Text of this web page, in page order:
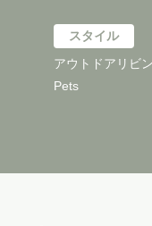
スタイル
アウトドアリビ
Pets